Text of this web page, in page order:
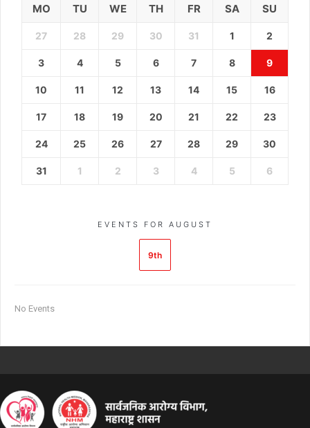
MO TU WE TH FR SA SU
27 28 29 30 31 1 2
3 4 5 6 7 8 9
10 11 12 13 14 15 16
17 18 19 20 21 22 23
24 25 26 27 28 29 30
31 1 2 3 4 5 6
EVENTS FOR AUGUST
9th
No Events